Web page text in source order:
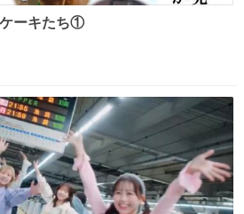
ーキたち①